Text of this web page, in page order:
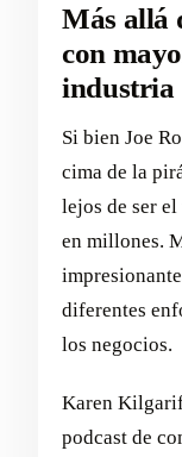
Más allá
con
industria
Si bien Joe
cima de la
lejos de ser
en millones.
diferentes
los negocios.
Karen
podcast de